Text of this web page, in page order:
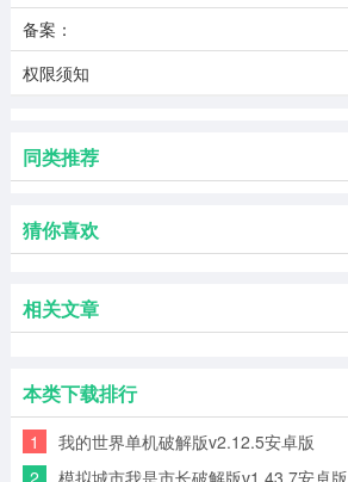
备案：
权限须知
同类推荐
猜你喜欢
相关文章
本类下载排行
1 我的世界单机破解版v2.12.5安卓版